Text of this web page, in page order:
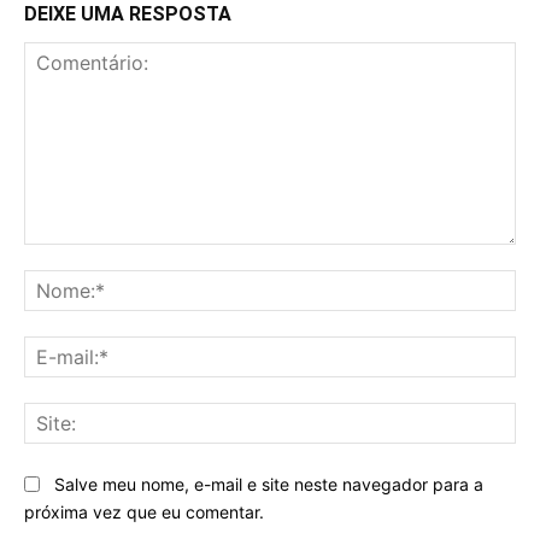
DEIXE UMA RESPOSTA
Salve meu nome, e-mail e site neste navegador para a
próxima vez que eu comentar.